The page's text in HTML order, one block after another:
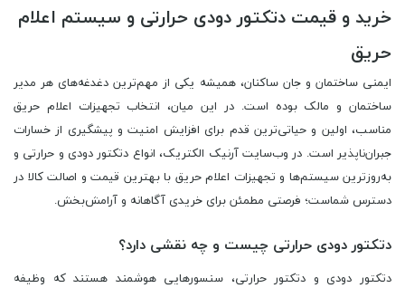
خرید و قیمت دتکتور دودی حرارتی و سیستم اعلام
حریق
ایمنی ساختمان و جان ساکنان، همیشه یکی از مهم‌ترین دغدغه‌های هر مدیر
ساختمان و مالک بوده است. در این میان، انتخاب تجهیزات اعلام حریق
مناسب، اولین و حیاتی‌ترین قدم برای افزایش امنیت و پیشگیری از خسارات
جبران‌ناپذیر است. در وب‌سایت آرنیک الکتریک، انواع دتکتور دودی و حرارتی و
به‌روزترین سیستم‌ها و تجهیزات اعلام حریق با بهترین قیمت و اصالت کالا در
دسترس شماست؛ فرصتی مطمئن برای خریدی آگاهانه و آرامش‌بخش.
دتکتور دودی حرارتی چیست و چه نقشی دارد؟
دتکتور دودی و دتکتور حرارتی، سنسورهایی هوشمند هستند که وظیفه